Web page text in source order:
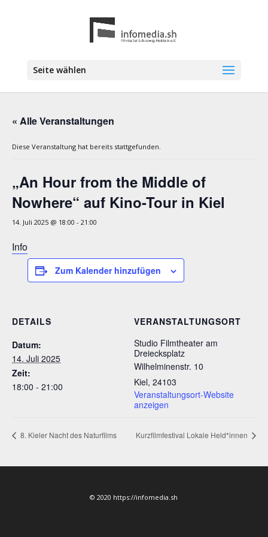
Seite wählen
« Alle Veranstaltungen
Diese Veranstaltung hat bereits stattgefunden.
„An Hour from the Middle of
Nowhere“ auf Kino-Tour in Kiel
14. Juli 2025 @ 18:00 - 21:00
Info
Zum Kalender hinzufügen
DETAILS
Datum:
14. Juli 2025
Zeit:
18:00 - 21:00
VERANSTALTUNGSORT
Studio Filmtheater am
Dreiecksplatz
Wilhelminenstr. 10
Kiel, 24103
Veranstaltungsort-Website
anzeigen
8. Kieler Nacht des Naturfilms Kurzfilmfestival Lokale Held*innen
© 2020 https://infomedia.sh